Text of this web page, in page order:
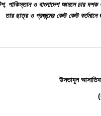
পাকিস্তান ও বাংলাদেশ আমলে চার দশক
তার ছাত্র ও প্রজন্মের কেউ কেউ বর্তমানে
উসতাযুল